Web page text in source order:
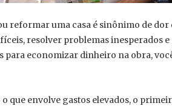
reformar uma casa é sinônimo de
resolver problemas inesperados
para economizar dinheiro na obra,
que envolve gastos elevados, o